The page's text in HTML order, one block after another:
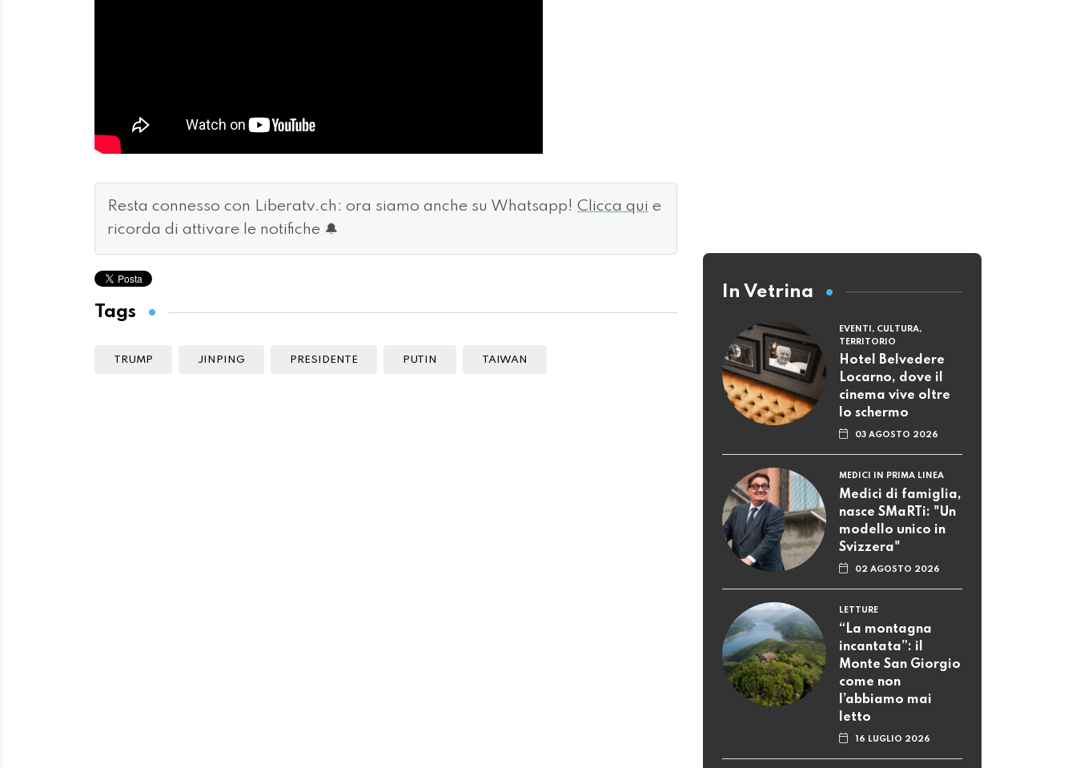
Resta connesso con Liberatv.ch: ora siamo anche su Whatsapp! Clicca qui e
ricorda di attivare le notifiche 🔔
Tags
TRUMP JINPING PRESIDENTE PUTIN TAIWAN
In Vetrina
EVENTI, CULTURA,
TERRITORIO
Hotel Belvedere
Locarno, dove il
cinema vive oltre
lo schermo
03 AGOSTO 2026
MEDICI IN PRIMA LINEA
Medici di famiglia,
nasce SMaRTi: "Un
modello unico in
Svizzera"
02 AGOSTO 2026
LETTURE
“La montagna
incantata”: il
Monte San Giorgio
come non
l’abbiamo mai
letto
16 LUGLIO 2026